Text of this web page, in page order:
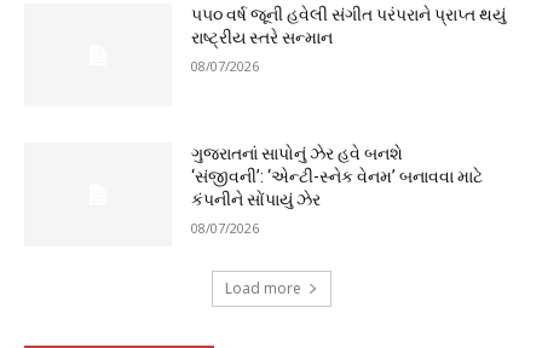
૫૫૦ વર્ષ જૂની હવેલી સંગીત પરંપરાને પ્રાપ્ત થયું
રાષ્ટ્રીય સ્તરે સન્માન
08/07/2026
ગુજરાતનાં સાપોનું ઝેર હવે બનશે
‘સંજીવની’: ‘એન્ટી-સ્નેક વેનમ’ બનાવવા માટે
કંપનીને સોંપાયું ઝેર
08/07/2026
Load more